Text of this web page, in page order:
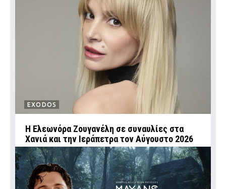
EXODOS
Η Ελεωνόρα Ζουγανέλη σε συναυλίες στα
Χανιά και την Ιεράπετρα τον Αύγουστο 2026